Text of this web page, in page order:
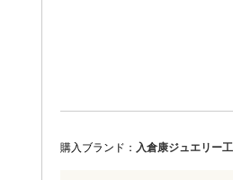
購入ブランド： 入倉康ジュエリー